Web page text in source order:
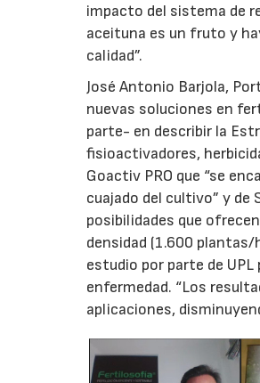
impacto del sistema de
aceituna es un fruto y
calidad”.
José Antonio Barjola,
nuevas soluciones en
parte- en describir la
fisioactivadores,
Goactiv PRO que “se
cuajado del cultivo” y de
posibilidades que
densidad (1.600 plantas/
estudio por parte de
enfermedad. “Los
aplicaciones,